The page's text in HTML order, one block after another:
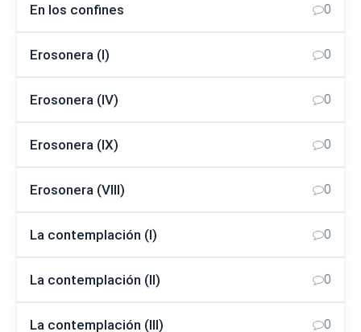
En los confines 0
Erosonera (I) 0
Erosonera (IV) 0
Erosonera (IX) 0
Erosonera (VIII) 0
La contemplación (I) 0
La contemplación (II) 0
La contemplación (III) 0